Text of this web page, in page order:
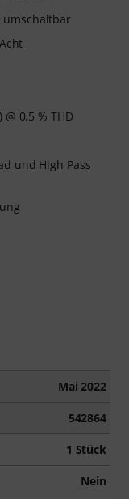
umschaltbar
0.5 % THD
und High Pass
Mai 2022
542864
1 Stück
Nein